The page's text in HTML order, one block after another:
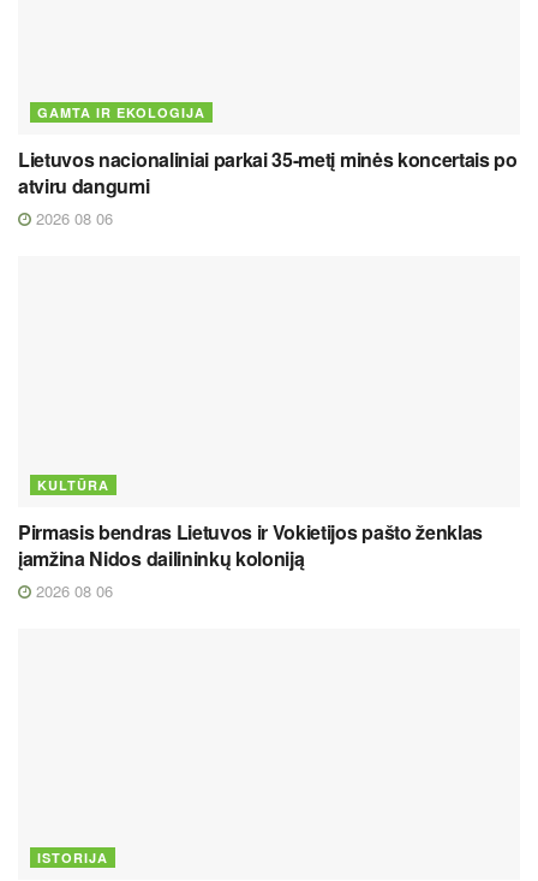
GAMTA IR EKOLOGIJA
Lietuvos nacionaliniai parkai 35-metį minės koncertais po
atviru dangumi
2026 08 06
KULTŪRA
Pirmasis bendras Lietuvos ir Vokietijos pašto ženklas
įamžina Nidos dailininkų koloniją
2026 08 06
ISTORIJA